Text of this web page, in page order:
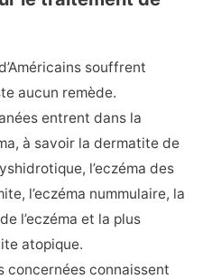
souffrent
aucun remède.
entrent dans la
à savoir la dermatite de
l’eczéma des
l’eczéma nummulaire, la
l’eczéma et la plus
atopique.
concernées connaissent